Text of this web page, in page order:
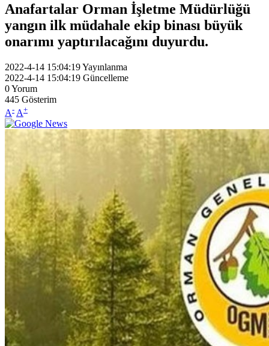
Anafartalar Orman İşletme Müdürlüğü
yangın ilk müdahale ekip binası büyük
onarımı yaptırılacağını duyurdu.
2022-4-14 15:04:19Yayınlanma
2022-4-14 15:04:19 Güncelleme
0Yorum
445 Gösterim
A- A+